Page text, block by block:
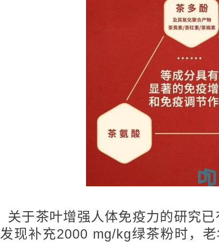
关于茶叶增强人体免疫力的研究
发现补充2000 mg/kg绿茶粉时，